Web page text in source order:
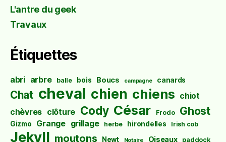
L'antre du geek
Travaux
Étiquettes
abri arbre balle bois Boucs campagne canards
Chat cheval chien chiens chiot
chèvres clôture Cody César Frodo Ghost
Gizmo Grange grillage herbe hirondelles Irish cob
Jekyll moutons Newt Notaire Oiseaux paddock